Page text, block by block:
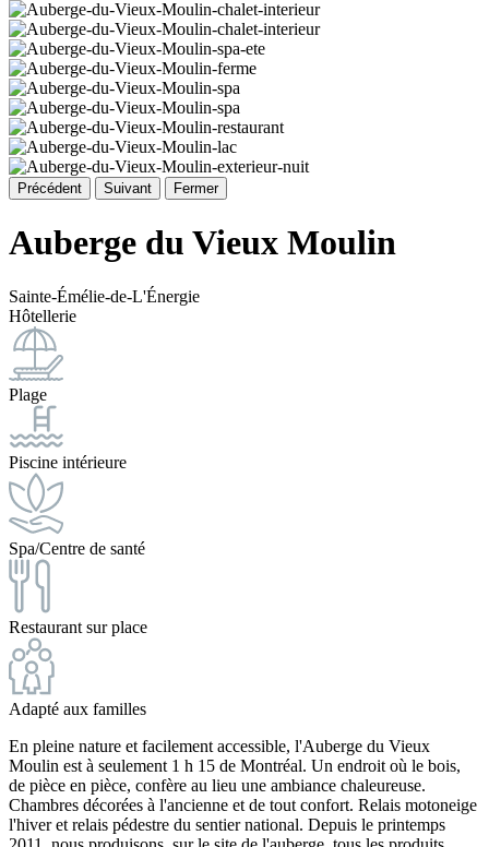
Précédent Suivant Fermer
Auberge du Vieux Moulin
Sainte-Émélie-de-L'Énergie
Hôtellerie
Plage
Piscine intérieure
Spa/Centre de santé
Restaurant sur place
Adapté aux familles
En pleine nature et facilement accessible, l'Auberge du Vieux
Moulin est à seulement 1 h 15 de Montréal. Un endroit où le bois,
de pièce en pièce, confère au lieu une ambiance chaleureuse.
Chambres décorées à l'ancienne et de tout confort. Relais motoneige
l'hiver et relais pédestre du sentier national. Depuis le printemps